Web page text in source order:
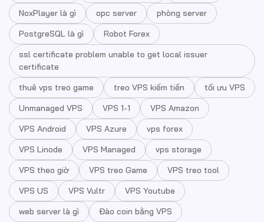
NoxPlayer là gì opc server
phòng server
PostgreSQL là gì
Robot Forex
ssl certificate problem unable to get local issuer
certificate
thuê vps treo game
treo VPS kiếm tiền
tối ưu VPS
Unmanaged VPS
VPS 1-1
VPS Amazon
VPS Android
VPS Azure
vps forex
VPS Linode
VPS Managed
vps storage
VPS theo giờ
VPS treo Game
VPS treo tool
VPS US
VPS Vultr
VPS Youtube
web server là gì
Đào coin bằng VPS